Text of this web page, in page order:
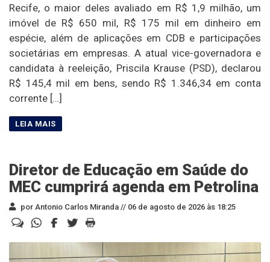
Recife, o maior deles avaliado em R$ 1,9 milhão, um
imóvel de R$ 650 mil, R$ 175 mil em dinheiro em
espécie, além de aplicações em CDB e participações
societárias em empresas. A atual vice-governadora e
candidata à reeleição, Priscila Krause (PSD), declarou
R$ 145,4 mil em bens, sendo R$ 1.346,34 em conta
corrente […]
Diretor de Educação em Saúde do
MEC cumprirá agenda em Petrolina
por Antonio Carlos Miranda // 06 de agosto de 2026 às 18:25